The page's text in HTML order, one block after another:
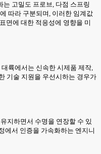
고밀도 프로브, 다점 스프링
따라 구분되며, 이러한 임계값
면에 대한 적응성에 영향을 미
륙에서는 신속한 시제품 제작,
기술 지원을 우선시하는 경우가
지하면서 수명을 연장할 수 있
에서 인증을 가속화하는 엔지니